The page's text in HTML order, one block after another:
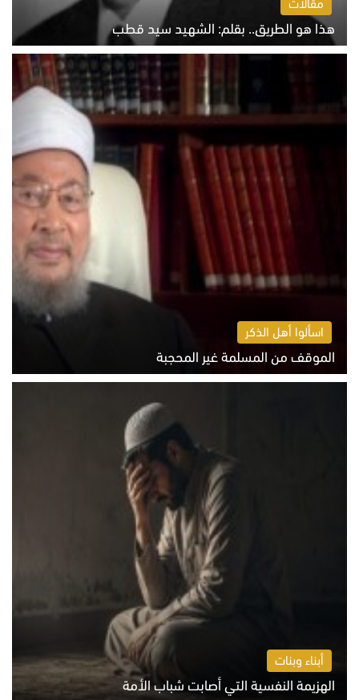
هذا هو الطريق.. بقلم: الشهيد سيد قطب
الخميس 6 أغسطس 2026 10:52 ص
اسألوا أهل الذكر
الموقف من المسلمة غير المحجبة
الخميس 6 أغسطس 2026 10:45 ص
أبناء وبنات
الهزيمة النفسية التي أصابت شباب الأمة